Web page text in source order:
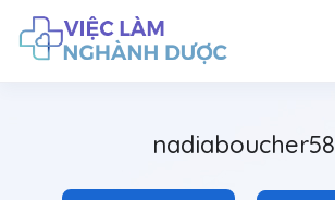
nadiaboucher58